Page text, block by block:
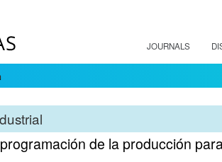
JOURNALS
de la producción